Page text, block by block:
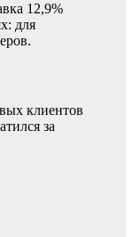
12,9%
для
клиентов
за